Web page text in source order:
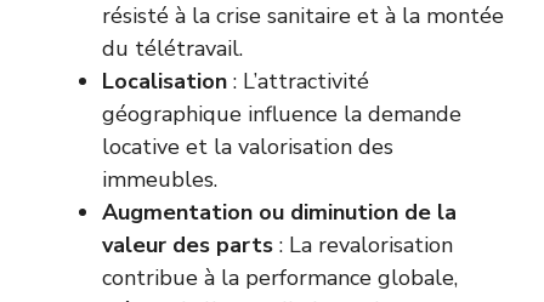
résisté à la crise sanitaire et à la montée
du télétravail.
Localisation : L’attractivité
géographique influence la demande
locative et la valorisation des
immeubles.
Augmentation ou diminution de la
valeur des parts : La revalorisation
contribue à la performance globale,